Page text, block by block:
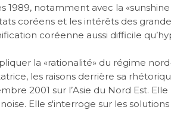
notamment avec la «sunshine
coréens et les intérêts des
coréenne aussi difficile
la «rationalité» du régime
les raisons derrière sa
2001 sur l’Asie du Nord Est.
Elle s'interroge sur les